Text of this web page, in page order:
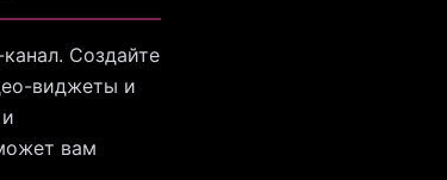
Создайте
виджеты и
вам